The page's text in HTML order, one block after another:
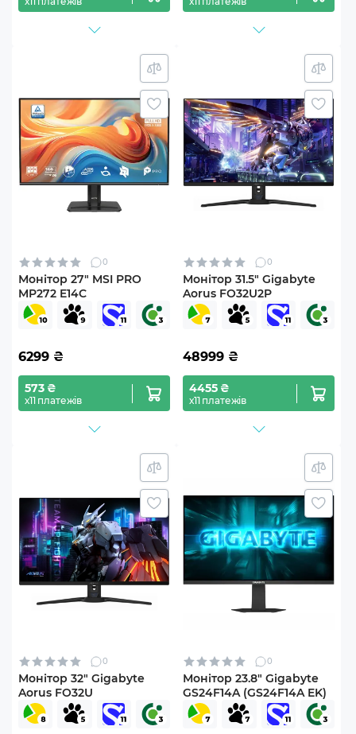
0
Монітор 27" MSI PRO
MP272 E14C
6299 ₴
573 ₴
х11 платежів
0
Монітор 31.5" Gigabyte
Aorus FO32U2P
48999 ₴
4455 ₴
х11 платежів
0
Монітор 32" Gigabyte
Aorus FO32U
0
Монітор 23.8" Gigabyte
GS24F14A (GS24F14A EK)